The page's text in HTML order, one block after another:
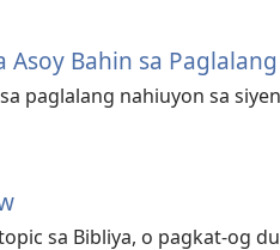
Bahin sa Paglalang
paglalang nahiuyon sa
sa Bibliya, o pagkat-og